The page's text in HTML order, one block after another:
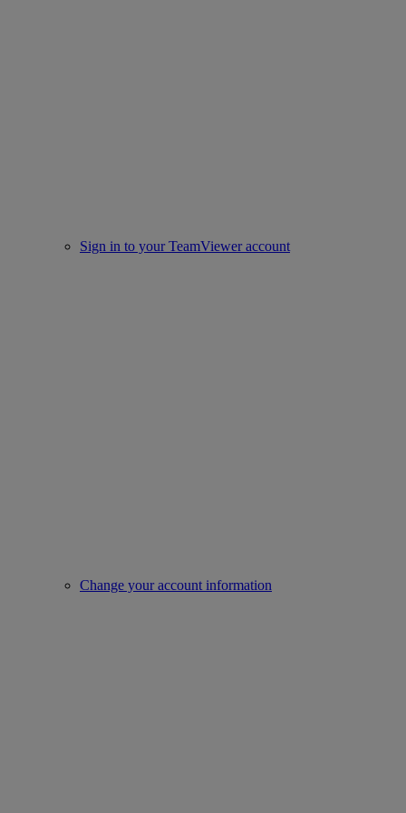
Sign in to your TeamViewer account
Change your account information